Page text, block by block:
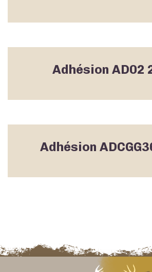
Adhésion AD02
Adhésion